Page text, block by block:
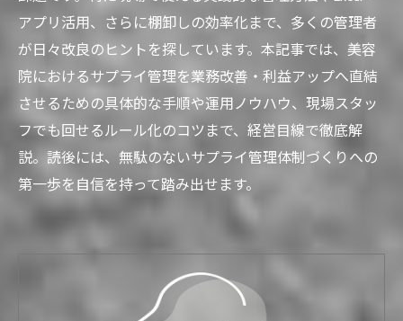
アプリ活用、さらに棚卸しの効率化まで、多くの管理者
が日々改良のヒントを探しています。本記事では、美容
院におけるサプライ管理を業務改善・利益アップへ直結
させるための具体的な手順や運用ノウハウ、現場スタッ
フでも回せるルール化のコツまで、経営目線で徹底解
説。読後には、無駄のないサプライ管理体制づくりへの
第一歩を自信を持って踏み出せます。